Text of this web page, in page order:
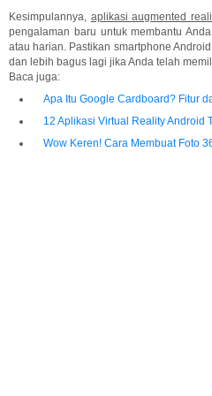
Kesimpulannya, aplikasi augmented
pengalaman baru untuk membantu
atau harian. Pastikan smartphone
dan lebih bagus lagi jika Anda telah
Baca juga:
Apa Itu Google Cardboard? Fitur
12 Aplikasi Virtual Reality Android
Wow Keren! Cara Membuat Foto